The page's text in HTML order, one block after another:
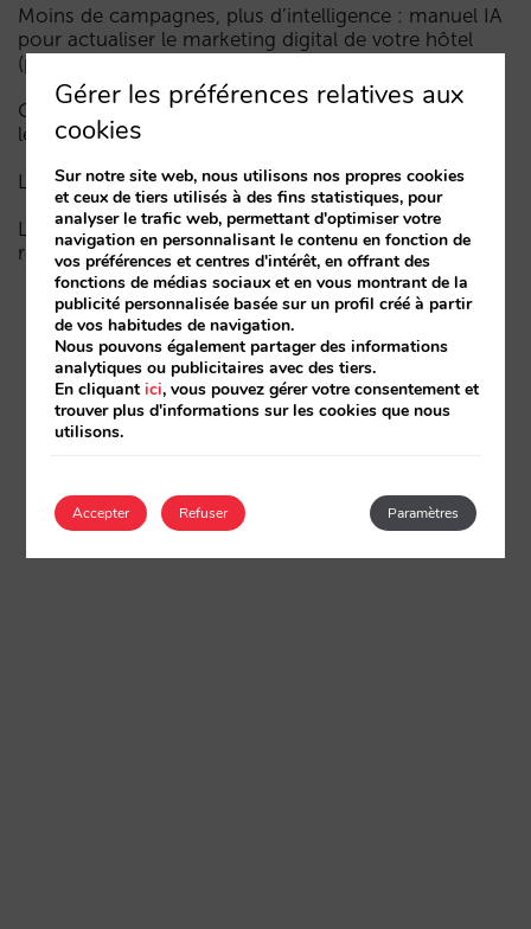
Moins de campagnes, plus d’intelligence : manuel IA
pour actualiser le marketing digital de votre hôtel
(partie 1)
Comment un hôtel apparaît dans les assistants d’IA :
les trois couches de visibilité
La fin de l’ère « Book on Metasearch »
Le funnel dans l’IA est cassé. La clé pour le réparer
réside dans la phase de considération
Gérer les préférences relatives aux
cookies
Sur notre site web, nous utilisons nos propres cookies
et ceux de tiers utilisés à des fins statistiques, pour
analyser le trafic web, permettant d'optimiser votre
navigation en personnalisant le contenu en fonction de
vos préférences et centres d'intérêt, en offrant des
fonctions de médias sociaux et en vous montrant de la
publicité personnalisée basée sur un profil créé à partir
de vos habitudes de navigation.
Nous pouvons également partager des informations
analytiques ou publicitaires avec des tiers.
En cliquantici, vous pouvez gérer votre consentement et
trouver plus d'informations sur les cookies que nous
utilisons.
Accepter Paramètres
Refuser